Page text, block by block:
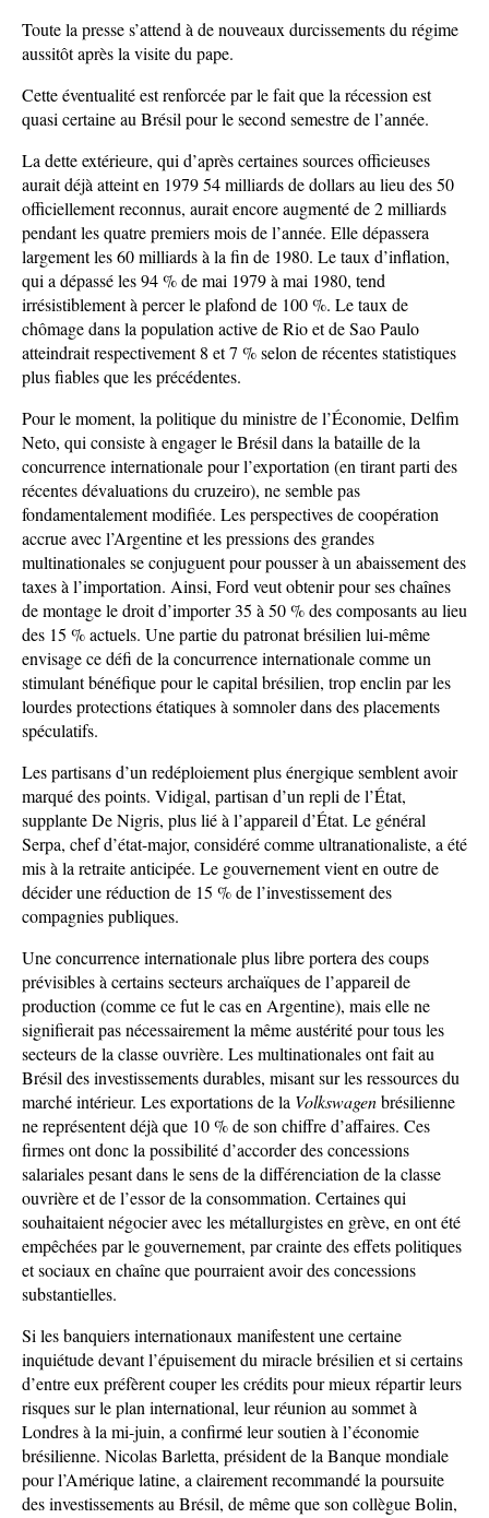
Toute la presse s’attend à de nouveaux durcissements du régime
aussitôt après la visite du pape.
Cette éventualité est renforcée par le fait que la récession est
quasi certaine au Brésil pour le second semestre de l’année.
La dette extérieure, qui d’après certaines sources officieuses
aurait déjà atteint en 1979 54 milliards de dollars au lieu des 50
officiellement reconnus, aurait encore augmenté de 2 milliards
pendant les quatre premiers mois de l’année. Elle dépassera
largement les 60 milliards à la fin de 1980. Le taux d’inflation,
qui a dépassé les 94 % de mai 1979 à mai 1980, tend
irrésistiblement à percer le plafond de 100 %. Le taux de
chômage dans la population active de Rio et de Sao Paulo
atteindrait respectivement 8 et 7 % selon de récentes statistiques
plus fiables que les précédentes.
Pour le moment, la politique du ministre de l’Économie, Delfim
Neto, qui consiste à engager le Brésil dans la bataille de la
concurrence internationale pour l’exportation (en tirant parti des
récentes dévaluations du cruzeiro), ne semble pas
fondamentalement modifiée. Les perspectives de coopération
accrue avec l’Argentine et les pressions des grandes
multinationales se conjuguent pour pousser à un abaissement des
taxes à l’importation. Ainsi, Ford veut obtenir pour ses chaînes
de montage le droit d’importer 35 à 50 % des composants au lieu
des 15 % actuels. Une partie du patronat brésilien lui-même
envisage ce défi de la concurrence internationale comme un
stimulant bénéfique pour le capital brésilien, trop enclin par les
lourdes protections étatiques à somnoler dans des placements
spéculatifs.
Les partisans d’un redéploiement plus énergique semblent avoir
marqué des points. Vidigal, partisan d’un repli de l’État,
supplante De Nigris, plus lié à l’appareil d’État. Le général
Serpa, chef d’état-major, considéré comme ultranationaliste, a été
mis à la retraite anticipée. Le gouvernement vient en outre de
décider une réduction de 15 % de l’investissement des
compagnies publiques.
Une concurrence internationale plus libre portera des coups
prévisibles à certains secteurs archaïques de l’appareil de
production (comme ce fut le cas en Argentine), mais elle ne
signifierait pas nécessairement la même austérité pour tous les
secteurs de la classe ouvrière. Les multinationales ont fait au
Brésil des investissements durables, misant sur les ressources du
marché intérieur. Les exportations de la Volkswagenbrésilienne
ne représentent déjà que 10 % de son chiffre d’affaires. Ces
firmes ont donc la possibilité d’accorder des concessions
salariales pesant dans le sens de la différenciation de la classe
ouvrière et de l’essor de la consommation. Certaines qui
souhaitaient négocier avec les métallurgistes en grève, en ont été
empêchées par le gouvernement, par crainte des effets politiques
et sociaux en chaîne que pourraient avoir des concessions
substantielles.
Si les banquiers internationaux manifestent une certaine
inquiétude devant l’épuisement du miracle brésilien et si certains
d’entre eux préfèrent couper les crédits pour mieux répartir leurs
risques sur le plan international, leur réunion au sommet à
Londres à la mi-juin, a confirmé leur soutien à l’économie
brésilienne. Nicolas Barletta, président de la Banque mondiale
pour l’Amérique latine, a clairement recommandé la poursuite
des investissements au Brésil, de même que son collègue Bolin,